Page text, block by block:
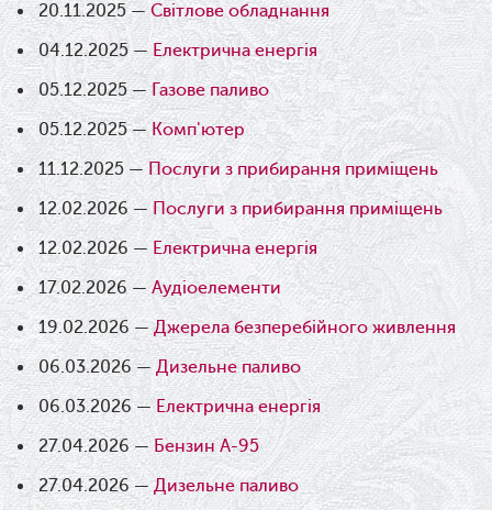
20.11.2025 —Світлове обладнання
04.12.2025 —Електрична енергія
05.12.2025 —Газове паливо
05.12.2025 — Комп'ютер
11.12.2025 —Послуги з прибирання приміщень
12.02.2026 — Послуги з прибирання приміщень
12.02.2026 — Електрична енергія
17.02.2026 —Аудіоелементи
19.02.2026 —Джерела безперебійного живлення
06.03.2026 — Дизельне паливо
06.03.2026 — Електрична енергія
27.04.2026 — Бензин А-95
27.04.2026 —Дизельне паливо